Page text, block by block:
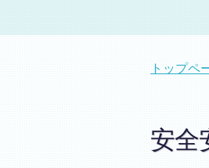
トップペ
安全